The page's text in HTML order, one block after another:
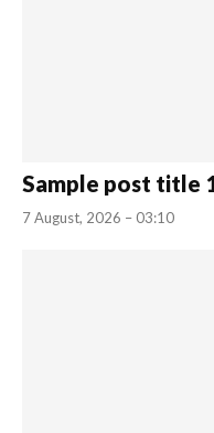
Sample post title
7 August, 2026 – 03:10